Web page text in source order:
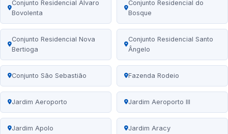
Conjunto Residencial Álvaro
Bovolenta
Conjunto Residencial do
Bosque
Conjunto Residencial Nova
Bertioga
Conjunto Residencial Santo
Ângelo
Conjunto São Sebastião Fazenda Rodeio
Jardim Aeroporto Jardim Aeroporto III
Jardim Apolo Jardim Aracy